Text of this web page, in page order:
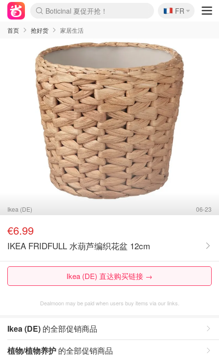
4折！lulu周四疯狂上新
还没结束！&OtherStories大促
Joybuy变相75折 随时失效
速领！Stanley独家85折
疑似霸哥！Camper额外叠85折
Zalando 奥莱闪促！每日更新
Moncler反季囤！5折起+叠9折
Coach Brooklyn仅€192
🇫🇷
FR
首页 抢好货 家居生活
Ikea (DE) 06-23
€6.99
IKEA FRIDFULL 水葫芦编织花盆 12cm
Ikea (DE) 直达购买链接 →
Dealmoon may be paid when users buy items via our links.
Ikea (DE) 的全部促销商品
植物/植物养护 的全部促销商品